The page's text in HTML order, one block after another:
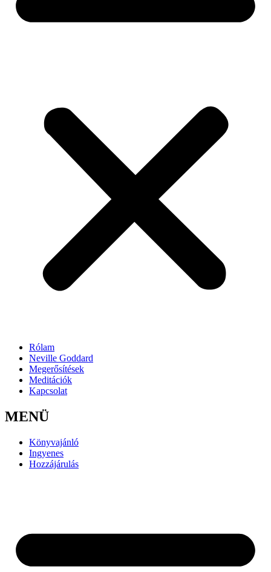
Rólam
Neville Goddard
Megerősítések
Meditációk
Kapcsolat
MENÜ
Könyvajánló
Ingyenes
Hozzájárulás